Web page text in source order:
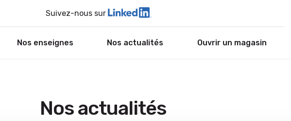
Suivez-nous sur
Nos enseignes Nos actualités Ouvrir un magasin
Nos actualités